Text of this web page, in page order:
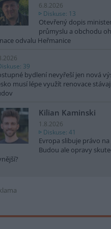
6.8.2026
Diskuse: 13
Otevřený dopis
průmyslu a obchodu
odvalu Heřmanice
39
bydlení nevyřeší jen nová
musí lépe využít renovace
Kilian Kaminski
1.8.2026
Diskuse: 41
Evropa slibuje právo
Budou ale opravy